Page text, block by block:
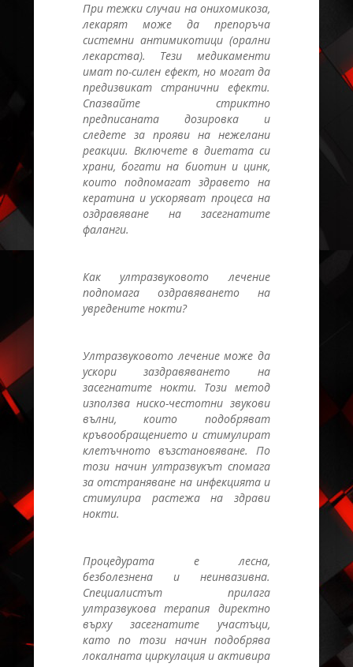
При тежки случаи на онихомикоза,
лекарят може да препоръча
системни антимикотици (орални
лекарства). Тези медикаменти
имат по-силен ефект, но могат да
предизвикат странични ефекти.
Спазвайте стриктно
предписаната дозировка и
следете за прояви на нежелани
реакции. Включете в диетата си
храни, богати на биотин и цинк,
които подпомагат здравето на
кератина и ускоряват процеса на
оздравяване на засегнатите
фаланги.
Как ултразвуковото лечение
подпомага оздравяването на
увредените нокти?
Ултразвуковото лечение може да
ускори заздравяването на
засегнатите нокти. Този метод
използва ниско-честотни звукови
вълни, които подобряват
кръвообращението и стимулират
клетъчното възстановяване. По
този начин ултразвукът спомага
за отстраняване на инфекцията и
стимулира растежа на здрави
нокти.
Процедурата е лесна,
безболезнена и неинвазивна.
Специалистът прилага
ултразвукова терапия директно
върху засегнатите участъци,
като по този начин подобрява
локалната циркулация и активира